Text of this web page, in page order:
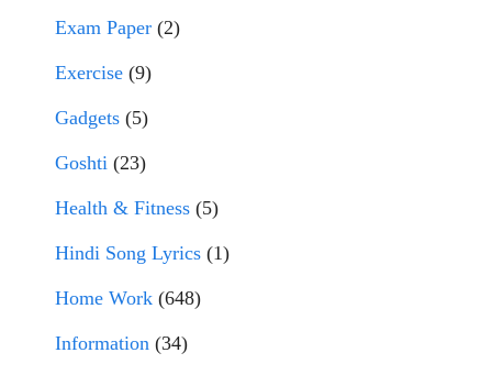
Exam Paper (2)
Exercise (9)
Gadgets (5)
Goshti (23)
Health & Fitness (5)
Hindi Song Lyrics (1)
Home Work (648)
Information (34)